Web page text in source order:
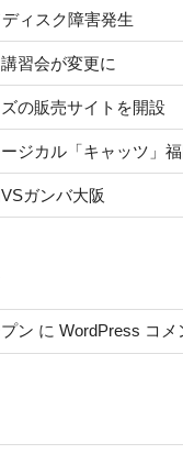
ィスク障害発生
習会が変更に
の販売サイトを開設
ジカル「キャッツ」
ガンバ大阪
ン に WordPress コメ